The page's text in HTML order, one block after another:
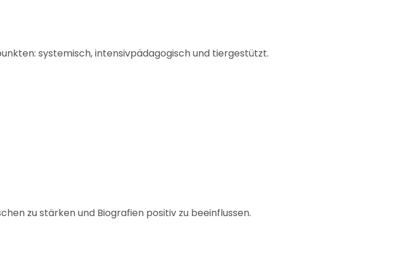
systemisch, intensivpädagogisch und tiergestützt.
zu stärken und Biografien positiv zu beeinflussen.